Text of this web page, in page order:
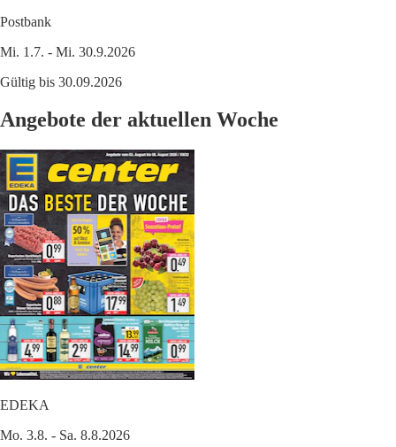
Postbank
Mi. 1.7. - Mi. 30.9.2026
Gültig bis 30.09.2026
Angebote der aktuellen Woche
EDEKA
Mo. 3.8. - Sa. 8.8.2026